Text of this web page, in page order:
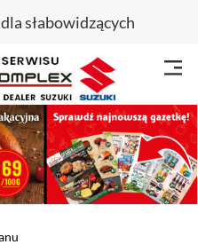
słabowidzących